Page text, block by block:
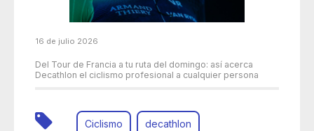
16 de julio 2026
Del Tour de Francia a tu ruta del domingo: así acerca
Decathlon el ciclismo profesional a cualquier persona
Ciclismo decathlon